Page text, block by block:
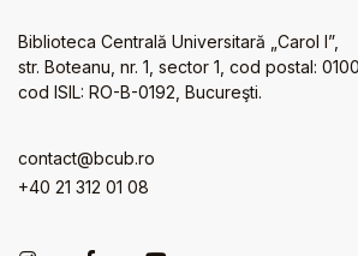
Biblioteca Centrală Universitară „Carol I”,
str. Boteanu, nr. 1, sector 1, cod postal:
cod ISIL: RO-B-0192, Bucureşti.
contact@bcub.ro
+40 21 312 01 08